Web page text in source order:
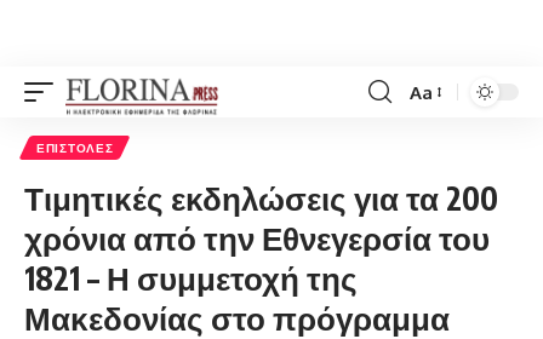
Font
Aa
ΕΠΙΣΤΟΛΈΣ
Τιμητικές εκδηλώσεις για τα 200
χρόνια από την Εθνεγερσία του
1821 – Η συμμετοχή της
Μακεδονίας στο πρόγραμμα